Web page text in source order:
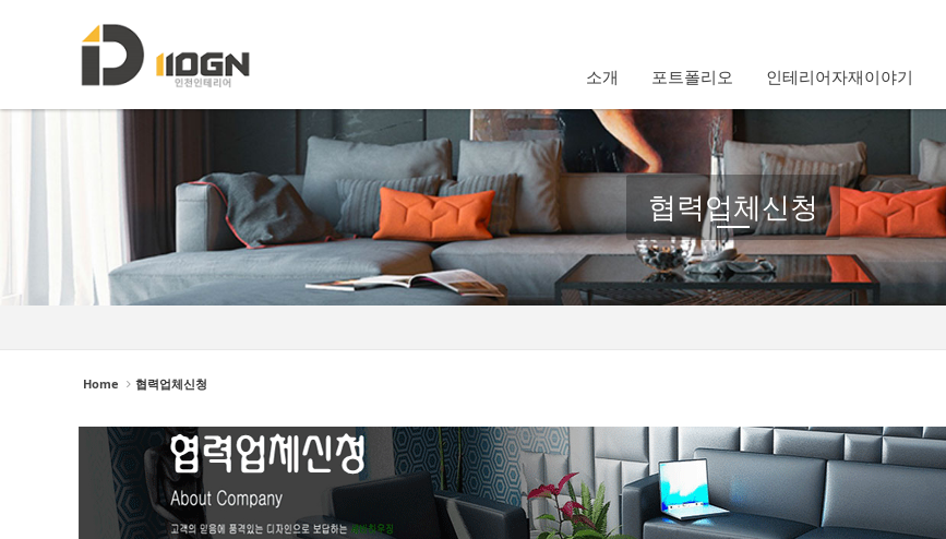
소개 포트폴리오 인테리어자재이야기
협력업체신청
Home 협력업체신청
회원가입
소개
인테리어자재이야기
견적문의
Sketchbook5, 스케치북5
Sketchbook5, 스케치북5
Sketchbook5, 스케치북5
Sketchbook5, 스케치북5